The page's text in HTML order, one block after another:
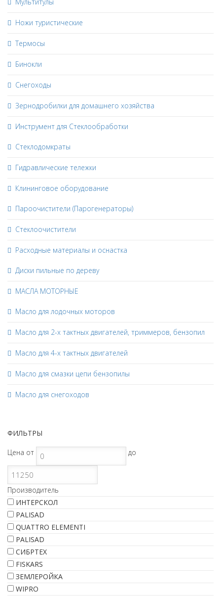
Ножи туристические
Термосы
Бинокли
Снегоходы
Зернодробилки для домашнего хозяйства
Инструмент для Стеклообработки
Стеклодомкраты
Гидравлические тележки
Клининговое оборудование
Пароочистители (Парогенераторы)
Стеклоочистители
Расходные материалы и оснастка
Диски пильные по дереву
МАСЛА МОТОРНЫЕ
Масло для лодочных моторов
Масло для 2-х тактных двигателей, триммеров, бензопил
Масло для 4-х тактных двигателей
Масло для смазки цепи бензопилы
Масло для снегоходов
ФИЛЬТРЫ
Цена от до
Производитель
ИНТЕРСКОЛ
PALISAD
QUATTRO ELEMENTI
PALISAD
СИБРТЕХ
FISKARS
ЗЕМЛЕРОЙКА
WIPRO